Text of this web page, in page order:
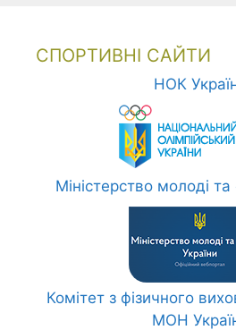
СПОРТИВНІ САЙТИ
НОК
Міністерство молоді та
Комітет з фізичного
МОН